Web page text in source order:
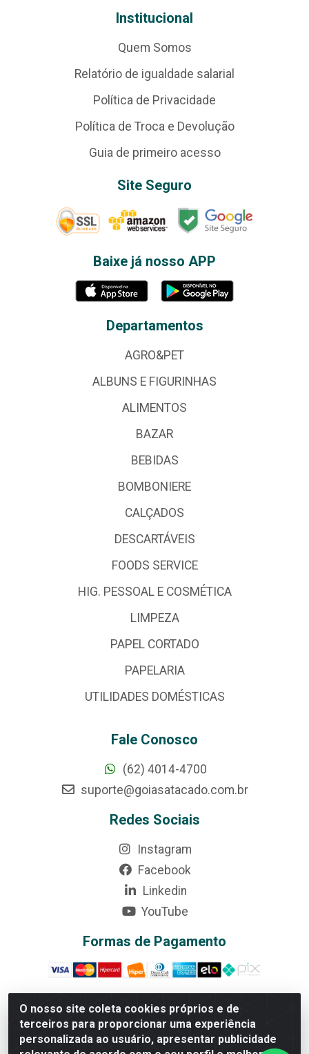
O nosso site coleta cookies próprios e de
terceiros para proporcionar uma experiência
personalizada ao usuário, apresentar publicidade
Institucional
Quem Somos
Relatório de igualdade salarial
Política de Privacidade
Política de Troca e Devolução
Guia de primeiro acesso
Site Seguro
Baixe já nosso APP
Departamentos
AGRO&PET
ALBUNS E FIGURINHAS
ALIMENTOS
BAZAR
BEBIDAS
BOMBONIERE
CALÇADOS
DESCARTÁVEIS
FOODS SERVICE
HIG. PESSOAL E COSMÉTICA
LIMPEZA
PAPEL CORTADO
PAPELARIA
UTILIDADES DOMÉSTICAS
Fale Conosco
(62) 4014-4700
suporte@goiasatacado.com.br
Redes Sociais
Instagram
Facebook
Linkedin
YouTube
Formas de Pagamento
Rede Brasil - Avenida Universitária, nº 3860, Jardim das
Américas II Etapa - Anápolis/GO - CEP 75070-415 - CNPJ